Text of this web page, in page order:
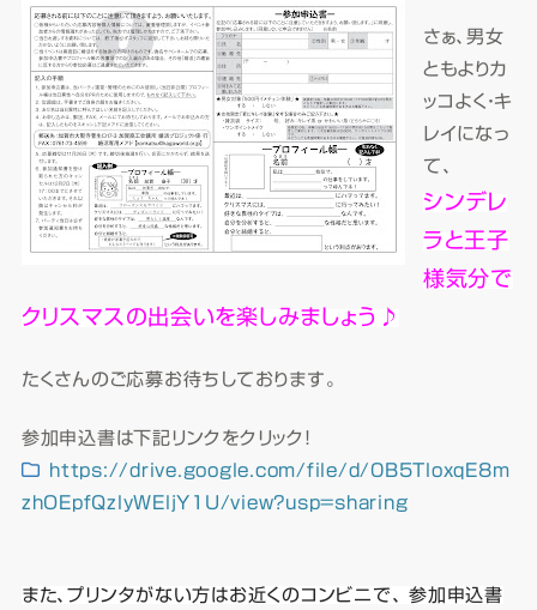
さぁ、男女
ともよりカ
ッコよく・キ
レイになっ
て、
シンデレ
ラと王子
様気分で
クリスマスの出会いを楽しみましょう♪
たくさんのご応募お待ちしております。
参加申込書は下記リンクをクリック！
https://drive.google.com/file/d/0B5TloxqE8m
zhOEpfQzlyWEljY1U/view?usp=sharing
また、プリンタがない方はお近くのコンビニで、 参加申込書